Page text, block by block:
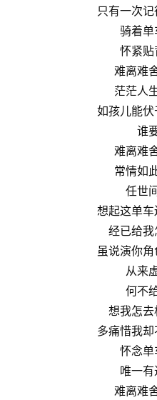
只有一次
骑着
怀紧
难离难
茫茫人
如孩儿能
谁
难离难
常情如
任世
想起这单
经已给我
虽说演你
从来
何不
想我怎
多痛惜我
怀念
唯一
难离难